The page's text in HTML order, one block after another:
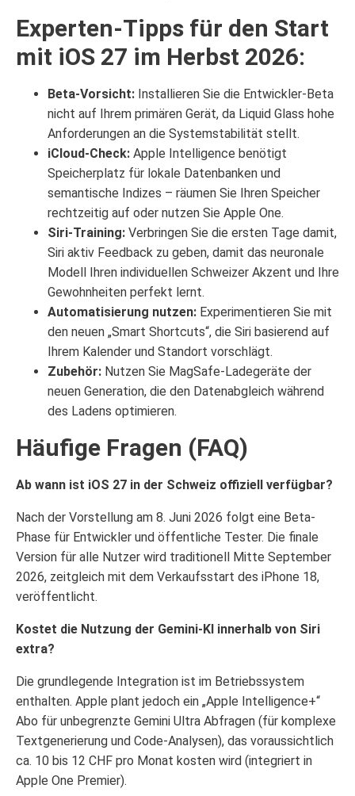
Experten-Tipps für den Start
mit iOS 27 im Herbst 2026:
Beta-Vorsicht: Installieren Sie die Entwickler-Beta
nicht auf Ihrem primären Gerät, da Liquid Glass hohe
Anforderungen an die Systemstabilität stellt.
iCloud-Check: Apple Intelligence benötigt
Speicherplatz für lokale Datenbanken und
semantische Indizes – räumen Sie Ihren Speicher
rechtzeitig auf oder nutzen Sie Apple One.
Siri-Training: Verbringen Sie die ersten Tage damit,
Siri aktiv Feedback zu geben, damit das neuronale
Modell Ihren individuellen Schweizer Akzent und Ihre
Gewohnheiten perfekt lernt.
Automatisierung nutzen: Experimentieren Sie mit
den neuen „Smart Shortcuts“, die Siri basierend auf
Ihrem Kalender und Standort vorschlägt.
Zubehör: Nutzen Sie MagSafe-Ladegeräte der
neuen Generation, die den Datenabgleich während
des Ladens optimieren.
Häufige Fragen (FAQ)
Ab wann ist iOS 27 in der Schweiz offiziell verfügbar?
Nach der Vorstellung am 8. Juni 2026 folgt eine Beta-
Phase für Entwickler und öffentliche Tester. Die finale
Version für alle Nutzer wird traditionell Mitte September
2026, zeitgleich mit dem Verkaufsstart des iPhone 18,
veröffentlicht.
Kostet die Nutzung der Gemini-KI innerhalb von Siri
extra?
Die grundlegende Integration ist im Betriebssystem
enthalten. Apple plant jedoch ein „Apple Intelligence+“
Abo für unbegrenzte Gemini Ultra Abfragen (für komplexe
Textgenerierung und Code-Analysen), das voraussichtlich
ca. 10 bis 12 CHF pro Monat kosten wird (integriert in
Apple One Premier).